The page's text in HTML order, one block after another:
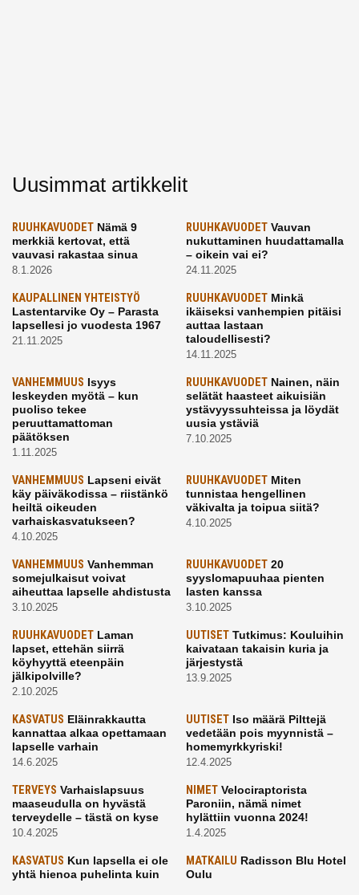
Uusimmat artikkelit
RUUHKAVUODET Nämä 9
merkkiä kertovat, että
vauvasi rakastaa sinua
8.1.2026
RUUHKAVUODETVauvan
nukuttaminen huudattamalla
– oikein vai ei?
24.11.2025
KAUPALLINEN YHTEISTYÖ
Lastentarvike Oy – Parasta
lapsellesi jo vuodesta 1967
21.11.2025
RUUHKAVUODETMinkä
ikäiseksi vanhempien pitäisi
auttaa lastaan
taloudellisesti?
14.11.2025
VANHEMMUUS Isyys
leskeyden myötä – kun
puoliso tekee
peruuttamattoman
päätöksen
1.11.2025
RUUHKAVUODETNainen, näin
selätät haasteet aikuisiän
ystävyyssuhteissa ja löydät
uusia ystäviä
7.10.2025
VANHEMMUUS Lapseni eivät
käy päiväkodissa – riistänkö
heiltä oikeuden
varhaiskasvatukseen?
4.10.2025
RUUHKAVUODETMiten
tunnistaa hengellinen
väkivalta ja toipua siitä?
4.10.2025
VANHEMMUUS Vanhemman
somejulkaisut voivat
aiheuttaa lapselle ahdistusta
3.10.2025
RUUHKAVUODET20
syyslomapuuhaa pienten
lasten kanssa
3.10.2025
RUUHKAVUODET Laman
lapset, ettehän siirrä
köyhyyttä eteenpäin
jälkipolville?
2.10.2025
UUTISETTutkimus: Kouluihin
kaivataan takaisin kuria ja
järjestystä
13.9.2025
KASVATUS Eläinrakkautta
kannattaa alkaa opettamaan
lapselle varhain
14.6.2025
UUTISETIso määrä Pilttejä
vedetään pois myynnistä –
homemyrkkyriski!
12.4.2025
TERVEYS Varhaislapsuus
maaseudulla on hyvästä
terveydelle – tästä on kyse
10.4.2025
NIMETVelociraptorista
Paroniin, nämä nimet
hylättiin vuonna 2024!
1.4.2025
KASVATUS Kun lapsella ei ole
yhtä hienoa puhelinta kuin
MATKAILU Radisson Blu Hotel
Oulu